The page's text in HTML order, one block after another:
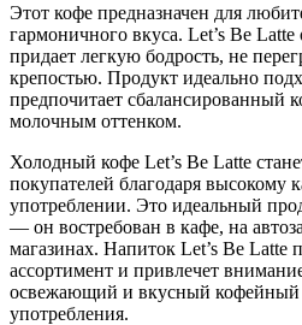
Этот кофе предназначен для
гармоничного вкуса. Let’s Be
придает легкую бодрость, не
крепостью. Продукт идеально
предпочитает сбалансированный
молочным оттенком.
Холодный кофе Let’s Be Latte
покупателей благодаря высокому
употреблении. Это идеальный
— он востребован в кафе, на
магазинах. Напиток Let’s Be Latte
ассортимент и привлечет
освежающий и вкусный кофейный
употребления.